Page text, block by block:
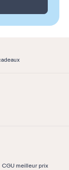
CGU meilleur prix